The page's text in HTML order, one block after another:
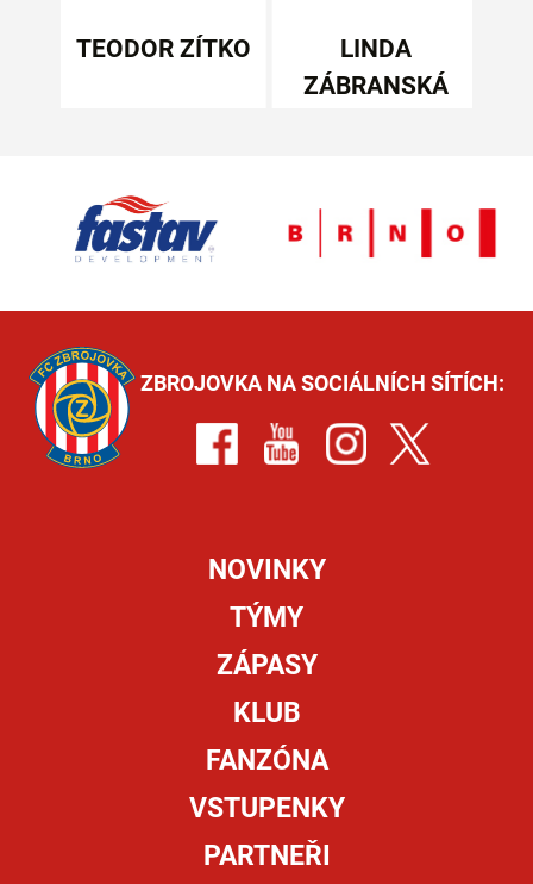
TEODOR ZÍTKO
LINDA
ZÁBRANSKÁ
ZBROJOVKA NA SOCIÁLNÍCH SÍTÍCH:
NOVINKY
TÝMY
ZÁPASY
KLUB
FANZÓNA
VSTUPENKY
PARTNEŘI